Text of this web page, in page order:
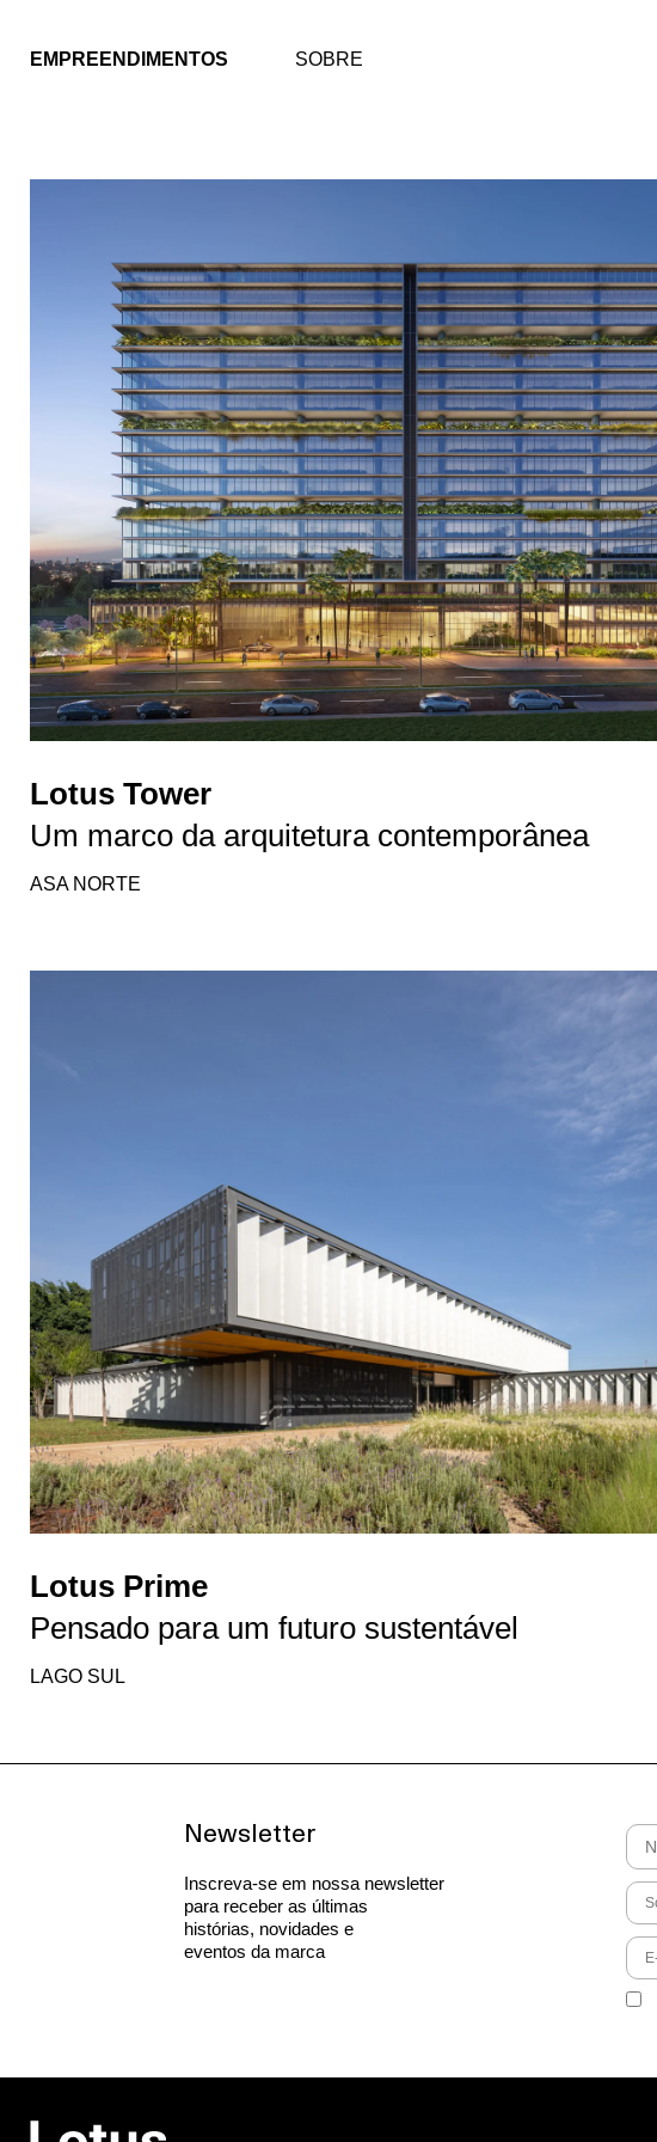
EMPREENDIMENTOS SOBRE
Lotus Tower
Um marco da arquitetura contemporânea
ASA NORTE
Lotus Prime
Pensado para um futuro sustentável
LAGO SUL
Newsletter
Inscreva-se em nossa newsletter
para receber as últimas
histórias, novidades e
eventos da marca